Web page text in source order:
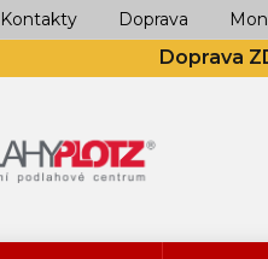
Doprava
Kontakty Doprava